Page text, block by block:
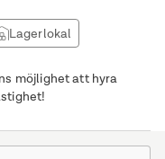
Lagerlokal
möjlighet att hyra